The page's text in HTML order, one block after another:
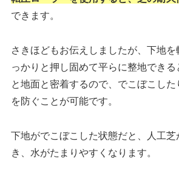
できます。
さきほどもお伝えしましたが、下地を
っかりと押し固めて平らに整地できる
と地面と密着するので、でこぼこし
を防ぐことが可能です。
下地がでこぼこした状態だと、人工
き、水がたまりやすくなります。